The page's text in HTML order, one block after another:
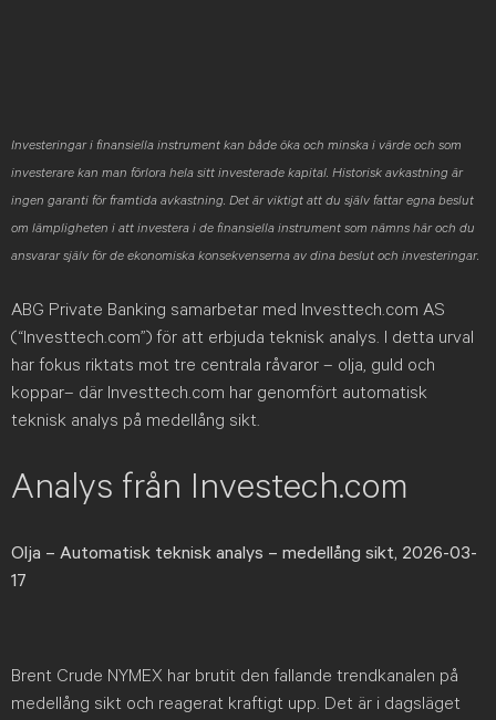
Investeringar i finansiella instrument kan både öka och minska i värde och som
investerare kan man förlora hela sitt investerade kapital. Historisk avkastning är
ingen garanti för framtida avkastning. Det är viktigt att du själv fattar egna beslut
om lämpligheten i att investera i de finansiella instrument som nämns här och du
ansvarar själv för de ekonomiska konsekvenserna av dina beslut och investeringar.
ABG Private Banking samarbetar med Investtech.com AS
(“Investtech.com”) för att erbjuda teknisk analys. I detta urval
har fokus riktats mot tre centrala råvaror – olja, guld och
koppar– där Investtech.com har genomfört automatisk
teknisk analys på medellång sikt.
Analys från Investech.com
Olja – Automatisk teknisk analys – medellång sikt, 2026-03-
17
Brent Crude NYMEX har brutit den fallande trendkanalen på
medellång sikt och reagerat kraftigt upp. Det är i dagsläget